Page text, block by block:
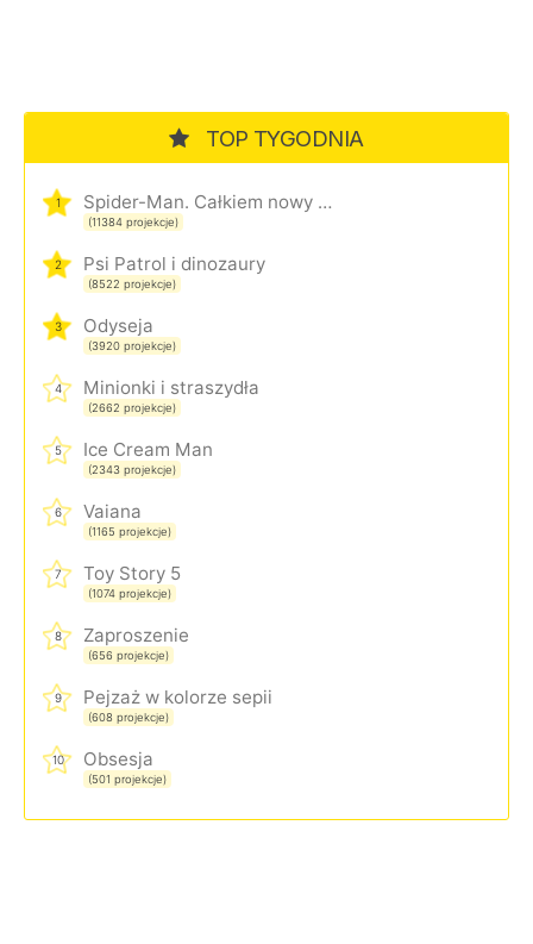
TOP TYGODNIA
1 Spider-Man. Całkiem nowy dzień
(11384 projekcje)
2 Psi Patrol i dinozaury
(8522 projekcje)
3 Odyseja
(3920 projekcje)
4 Minionki i straszydła
(2662 projekcje)
5 Ice Cream Man
(2343 projekcje)
6 Vaiana
(1165 projekcje)
7 Toy Story 5
(1074 projekcje)
8 Zaproszenie
(656 projekcje)
9 Pejzaż w kolorze sepii
(608 projekcje)
10 Obsesja
(501 projekcje)